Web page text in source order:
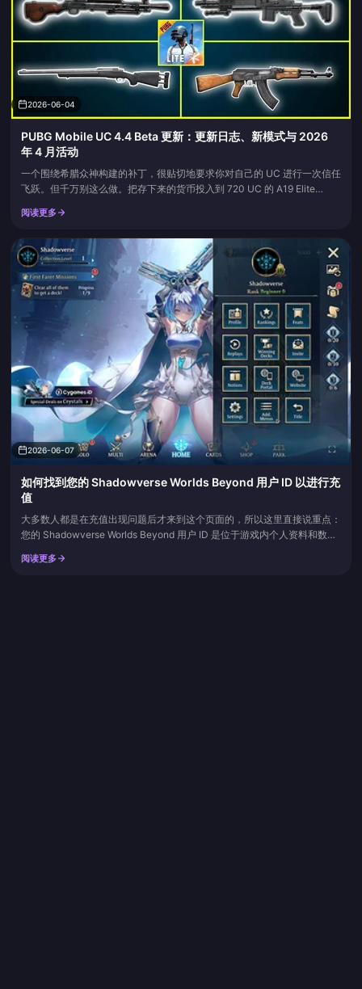
2026-06-04
PUBG Mobile UC 4.4 Beta 更新：更新日志、新模式与 2026
年 4 月活动
一个围绕希腊众神构建的补丁，很贴切地要求你对自己的 UC 进行一次信任
飞跃。但千万别这么做。把存下来的货币投入到 720 UC 的 A19 Elite
皮肤的成本来看，该通行证对几乎所有人来说都是最划算的。根据官方的
雄之...
阅读更多
2026-06-07
如何找到您的 Shadowverse Worlds Beyond 用户 ID 以进行充
值
大多数人都是在充值出现问题后才来到这个页面的，所以这里直接说重点：
您的 Shadowverse Worlds Beyond 用户 ID 是位于游戏内个人资料和数据
好友代码。打开标题画面的数据链接面板（或菜单内的个人资料区域），复
阅读更多